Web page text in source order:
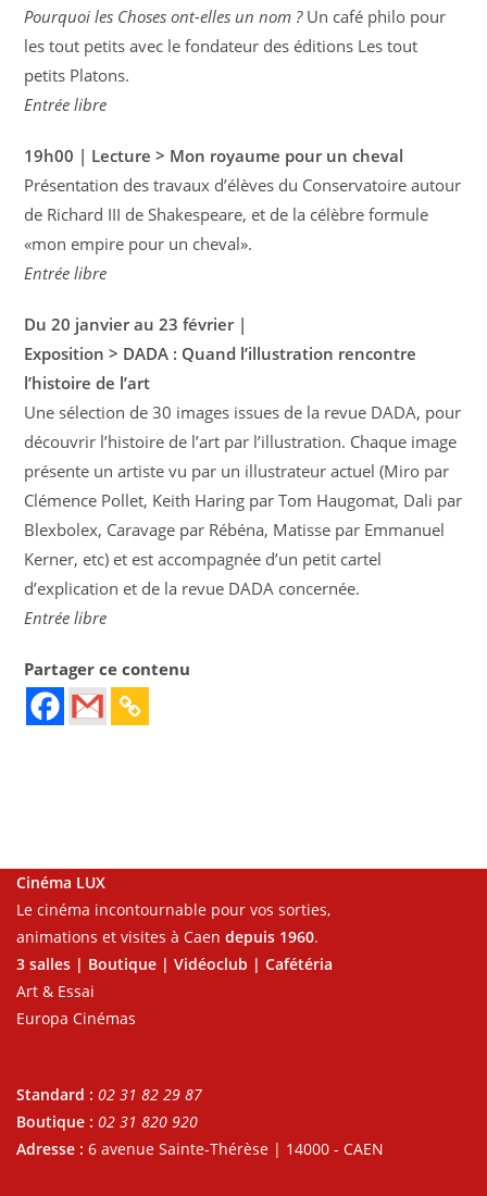
Pourquoi les Choses ont-elles un nom ?Un café philo pour
les tout petits avec le fondateur des éditions Les tout
petits Platons.
Entrée libre
19h00 | Lecture > Mon royaume pour un cheval
Présentation des travaux d’élèves du Conservatoire autour
de Richard III de Shakespeare, et de la célèbre formule
«mon empire pour un cheval».
Entrée libre
Du 20 janvier au 23 février |
Exposition > DADA : Quand l’illustration rencontre
l’histoire de l’art
Une sélection de 30 images issues de la revue DADA, pour
découvrir l’histoire de l’art par l’illustration. Chaque image
présente un artiste vu par un illustrateur actuel (Miro par
Clémence Pollet, Keith Haring par Tom Haugomat, Dali par
Blexbolex, Caravage par Rébéna, Matisse par Emmanuel
Kerner, etc) et est accompagnée d’un petit cartel
d’explication et de la revue DADA concernée.
Entrée libre
Partager ce contenu
Cinéma LUX
Le cinéma incontournable pour vos sorties,
animations et visites à Caen depuis 1960.
3 salles | Boutique | Vidéoclub | Cafétéria
Art & Essai
Europa Cinémas
Standard : 02 31 82 29 87
Boutique : 02 31 820 920
Adresse : 6 avenue Sainte-Thérèse | 14000 - CAEN